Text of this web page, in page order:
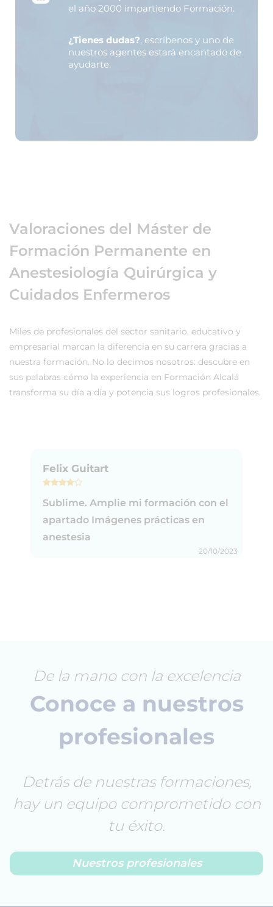
el año 2000 impartiendo Formación.
¿Tienes dudas?, escríbenos y uno de
nuestros agentes estará encantado de
ayudarte.
Valoraciones del Máster de
Formación Permanente en
Anestesiología Quirúrgica y
Cuidados Enfermeros
Miles de profesionales del sector sanitario, educativo y
empresarial marcan la diferencia en su carrera gracias a
nuestra formación. No lo decimos nosotros: descubre en
sus palabras cómo la experiencia en Formación Alcalá
transforma su día a día y potencia sus logros profesionales.
Felix Guitart
Sublime. Amplie mi formación con el
apartado Imágenes prácticas en
anestesia
20/10/2023
De la mano con la excelencia
Conoce a nuestros
profesionales
Detrás de nuestras formaciones,
hay un equipo comprometido con
tu éxito.
Nuestros profesionales